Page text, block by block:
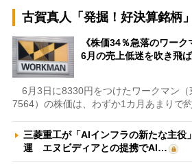
古賀真人「発掘！好決算銘柄」
《株価34％急落のワー
6月の売上低迷を吹き飛
6月3日に8330円をつけたワークマン（
7564）の株価は、わずか1カ月あまりで
三菱重工が「AIインフラの新たな主役
運 エヌビディアとの提携でAI…